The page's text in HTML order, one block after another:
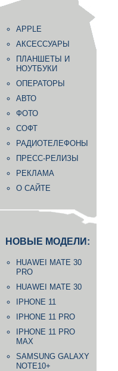
APPLE
АКСЕССУАРЫ
ПЛАНШЕТЫ И
НОУТБУКИ
ОПЕРАТОРЫ
АВТО
ФОТО
СОФТ
РАДИОТЕЛЕФОНЫ
ПРЕСС-РЕЛИЗЫ
РЕКЛАМА
О САЙТЕ
НОВЫЕ МОДЕЛИ:
HUAWEI MATE 30
PRO
HUAWEI MATE 30
IPHONE 11
IPHONE 11 PRO
IPHONE 11 PRO
MAX
SAMSUNG GALAXY
NOTE10+